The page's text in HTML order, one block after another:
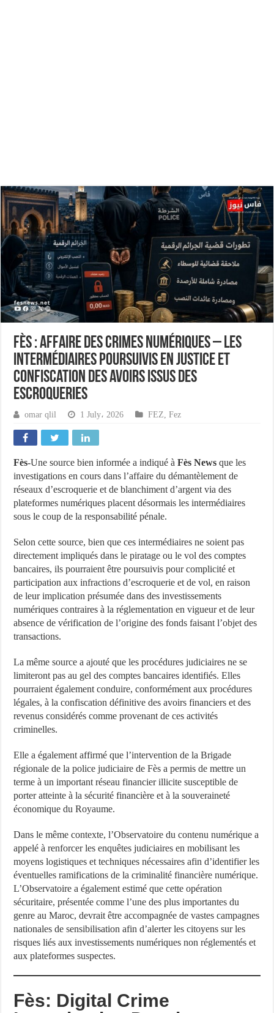
Fès : Affaire des crimes numériques – Les
intermédiaires poursuivis en justice et
confiscation des avoirs issus des
escroqueries
omar qlil 1 July، 2026 FEZ ,Fez
Fès-Une source bien informée a indiqué àFès News que les
investigations en cours dans l’affaire du démantèlement de
réseaux d’escroquerie et de blanchiment d’argent via des
plateformes numériques placent désormais les intermédiaires
sous le coup de la responsabilité pénale.
Selon cette source, bien que ces intermédiaires ne soient pas
directement impliqués dans le piratage ou le vol des comptes
bancaires, ils pourraient être poursuivis pour complicité et
participation aux infractions d’escroquerie et de vol, en raison
de leur implication présumée dans des investissements
numériques contraires à la réglementation en vigueur et de leur
absence de vérification de l’origine des fonds faisant l’objet des
transactions.
La même source a ajouté que les procédures judiciaires ne se
limiteront pas au gel des comptes bancaires identifiés. Elles
pourraient également conduire, conformément aux procédures
légales, à la confiscation définitive des avoirs financiers et des
revenus considérés comme provenant de ces activités
criminelles.
Elle a également affirmé que l’intervention de la Brigade
régionale de la police judiciaire de Fès a permis de mettre un
terme à un important réseau financier illicite susceptible de
porter atteinte à la sécurité financière et à la souveraineté
économique du Royaume.
Dans le même contexte, l’Observatoire du contenu numérique a
appelé à renforcer les enquêtes judiciaires en mobilisant les
moyens logistiques et techniques nécessaires afin d’identifier les
éventuelles ramifications de la criminalité financière numérique.
L’Observatoire a également estimé que cette opération
sécuritaire, présentée comme l’une des plus importantes du
genre au Maroc, devrait être accompagnée de vastes campagnes
nationales de sensibilisation afin d’alerter les citoyens sur les
risques liés aux investissements numériques non réglementés et
aux plateformes suspectes.
Fès: Digital Crime